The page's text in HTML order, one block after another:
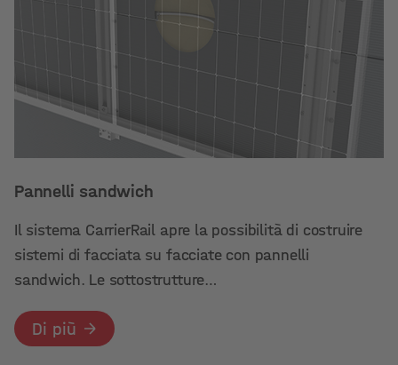
Pannelli sandwich
Il sistema CarrierRail apre la possibilità di costruire
sistemi di facciata su facciate con pannelli
sandwich. Le sottostrutture…
Di più